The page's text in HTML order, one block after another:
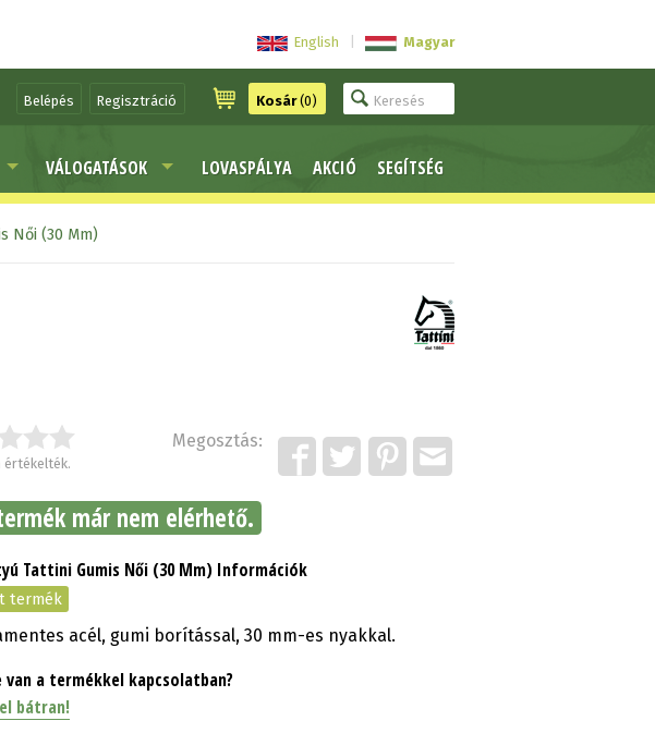
English Magyar
Belépés Regisztráció Kosár(0)
VÁLOGATÁSOK LOVASPÁLYA AKCIÓ SEGÍTSÉG
Női (30 Mm)
értékelték.
Megosztás:
már nem elérhető.
Tattini Gumis Női (30 Mm) Információk
termék
acél, gumi borítással, 30 mm-es nyakkal.
van a termékkel kapcsolatban?
bátran!